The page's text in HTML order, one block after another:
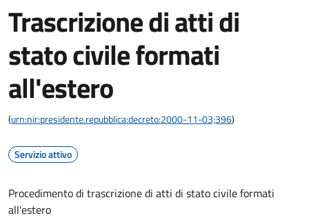
Trascrizione di atti di
stato civile formati
all'estero
(urn:nir:presidente.repubblica:decreto:2000-11-03;396)
Servizio attivo
Procedimento di trascrizione di atti di stato civile formati
all'estero